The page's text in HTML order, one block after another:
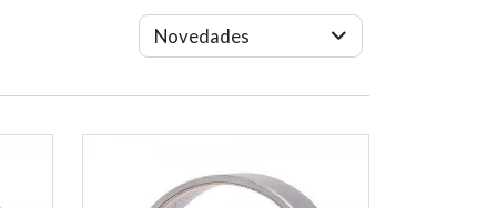
Novedades